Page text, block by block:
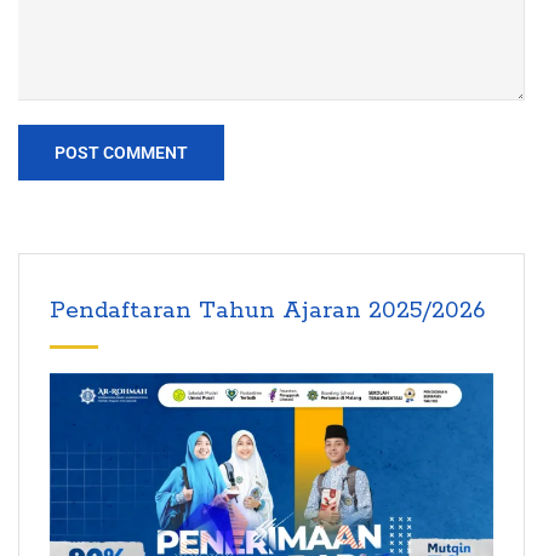
Pendaftaran Tahun Ajaran 2025/2026